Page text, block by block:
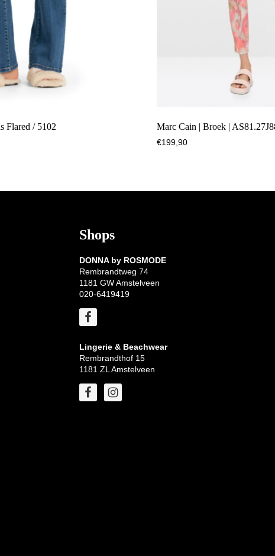
Flared / 5102 Marc Cain | Broek |
€199,90
Shops
DONNA by ROSMODE
Rembrandtweg 74
1181 GW Amstelveen
020-6419419
Lingerie & Beachwear
Rembrandthof 15
1181 ZL Amstelveen